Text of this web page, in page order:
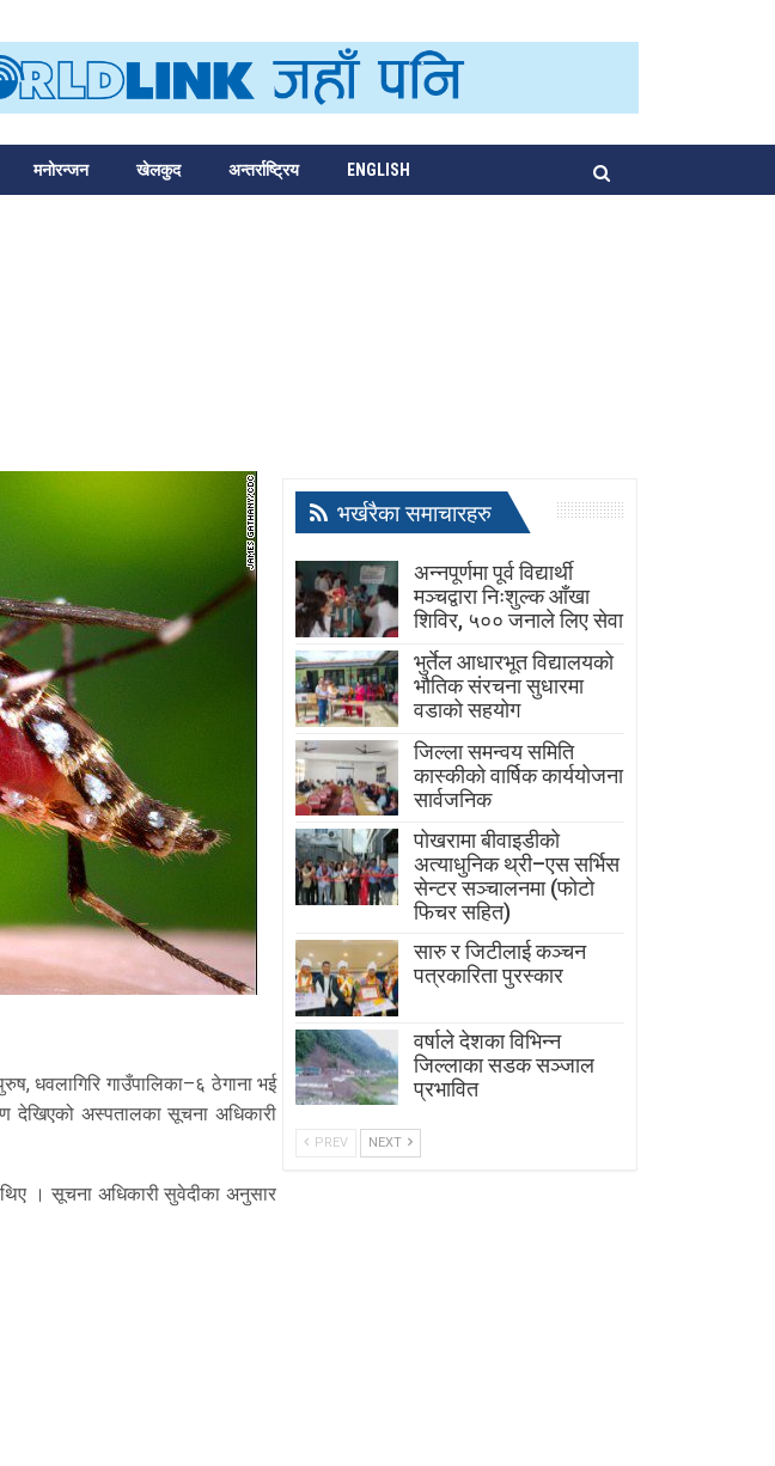
मनोरन्जन खेलकुद अन्तर्राष्ट्रिय ENGLISH
धवलागिरि गाउँपालिका–६ ठेगाना भई
देखिएको अस्पतालका सूचना अधिकारी
। सूचना अधिकारी सुवेदीका अनुसार
भर्खरैका समाचारहरु
अन्नपूर्णमा पूर्व विद्यार्थी
मञ्चद्वारा निःशुल्क आँखा
शिविर, ५०० जनाले लिए सेवा
भुर्तेल आधारभूत विद्यालयको
भौतिक संरचना सुधारमा
वडाको सहयोग
जिल्ला समन्वय समिति
कास्कीको वार्षिक कार्ययोजना
सार्वजनिक
पोखरामा बीवाइडीको
अत्याधुनिक थ्री–एस सर्भिस
सेन्टर सञ्चालनमा (फोटो
फिचर सहित)
सारु र जिटीलाई कञ्चन
पत्रकारिता पुरस्कार
वर्षाले देशका विभिन्न
जिल्लाका सडक सञ्जाल
प्रभावित
PREV NEXT